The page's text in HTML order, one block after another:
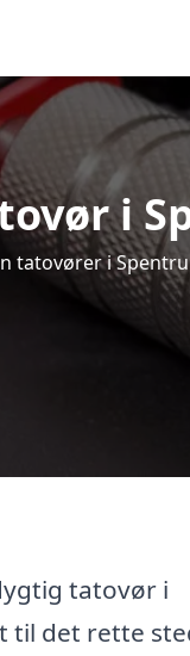
i
tatovører i
tatovør i
til det rette